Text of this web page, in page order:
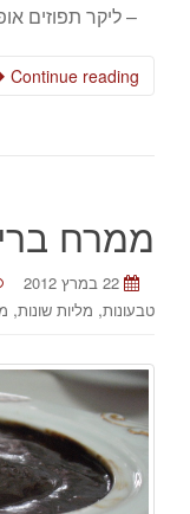
– ליקר תפוזים
Continue reading
ממרח
22 במרץ 2012
טבעונות, מליות שונות,